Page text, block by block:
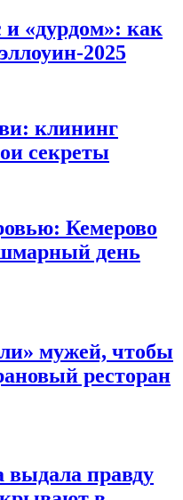
«дурдом»: как
2025
клининг
секреты
Кемерово
день
мужей, чтобы
ресторан
выдала правду